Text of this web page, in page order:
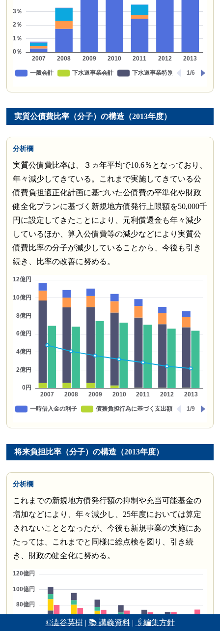
©澁谷英樹| 📚 講義資料| 🖇編集方針
実質公債費比率（分子）の構造（2013年度）
分析欄
実質公債費比率は、３ヵ年平均で10.6％となっており、
年々減少してきている。これまで実施してきている公
債費負担適正化計画に基づいた公債費の平準化や財政
健全化プランに基づく新規地方債発行上限額を50,000千
円に設定してきたことにより、元利償還金も年々減少
しているほか、算入公債費等の減少などにより実質公
債費比率の分子が減少していることから、今後も引き
続き、比率の改善に努める。
将来負担比率（分子）の構造（2013年度）
分析欄
これまでの新規地方債発行額の抑制や充当可能基金の
増加などにより、年々減少し、25年度においては算定
されないこととなったが、今後も新規事業の実施にあ
たっては、これまでと同様に総点検を図り、引き続
き、財政の健全化に努める。